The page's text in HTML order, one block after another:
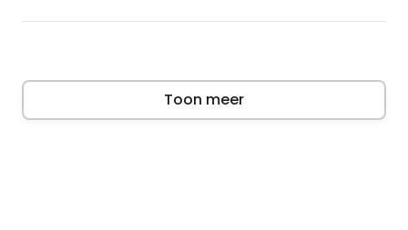
Toon meer